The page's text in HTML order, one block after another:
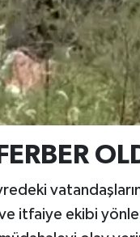
itfaiye ekibi